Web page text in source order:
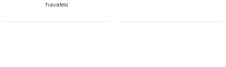
₺ 2.800,00
havalesi